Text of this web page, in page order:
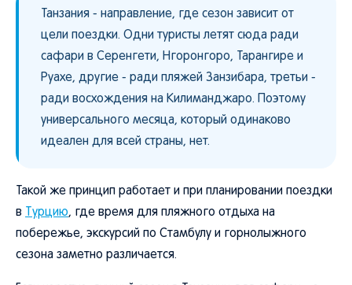
Танзания - направление, где сезон зависит от
цели поездки. Одни туристы летят сюда ради
сафари в Серенгети, Нгоронгоро, Тарангире и
Руахе, другие - ради пляжей Занзибара, третьи -
ради восхождения на Килиманджаро. Поэтому
универсального месяца, который одинаково
идеален для всей страны, нет.
Такой же принцип работает и при планировании поездки
в Турцию, где время для пляжного отдыха на
побережье, экскурсий по Стамбулу и горнолыжного
сезона заметно различается.